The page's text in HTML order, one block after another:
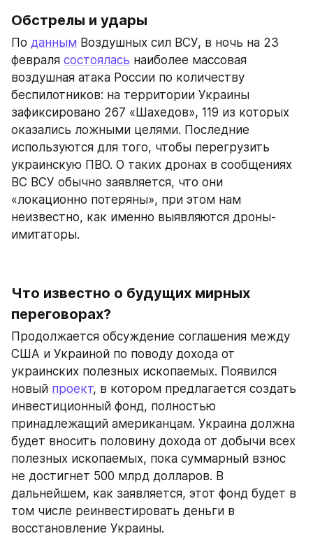
Обстрелы и удары
По данным Воздушных сил ВСУ, в ночь на 23
февраля состоялась наиболее массовая
воздушная атака России по количеству
беспилотников: на территории Украины
зафиксировано 267 «Шахедов», 119 из которых
оказались ложными целями. Последние
используются для того, чтобы перегрузить
украинскую ПВО. О таких дронах в сообщениях
ВС ВСУ обычно заявляется, что они
«локационно потеряны», при этом нам
неизвестно, как именно выявляются дроны-
имитаторы.
Что известно о будущих мирных
переговорах?
Продолжается обсуждение соглашения между
США и Украиной по поводу дохода от
украинских полезных ископаемых. Появился
новый проект, в котором предлагается создать
инвестиционный фонд, полностью
принадлежащий американцам. Украина должна
будет вносить половину дохода от добычи всех
полезных ископаемых, пока суммарный взнос
не достигнет 500 млрд долларов. В
дальнейшем, как заявляется, этот фонд будет в
том числе реинвестировать деньги в
восстановление Украины.